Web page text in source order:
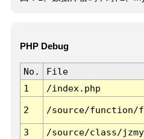
PHP Debug
No. File
1
/index.php
2 /source/function/
3 /source/class/